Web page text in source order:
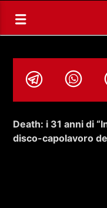
Death: i 31 anni di
disco-capolavoro